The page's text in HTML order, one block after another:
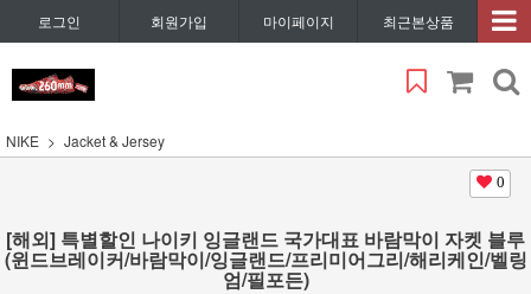
로그인 회원가입 마이페이지 최근본상품
NIKE Jacket & Jersey
0
[해외] 특별할인 나이키 잉글랜드 국가대표 바람막이 자켓 블루
(윈드브레이커/바람막이/잉글랜드/프리미어그리/해리케인/벨링
엄/필포든)